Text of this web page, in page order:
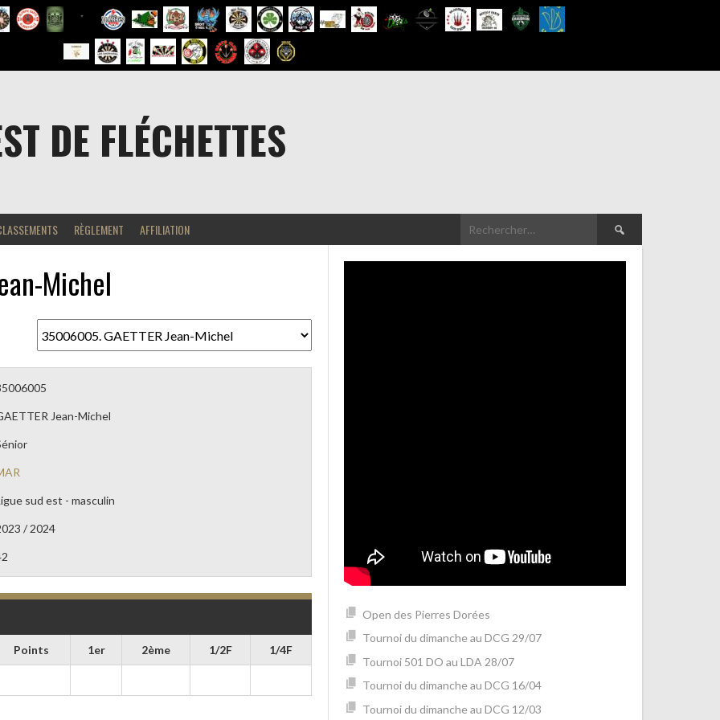
DE FLÉCHETTES
RÈGLEMENT AFFILIATION Rechercher :
Michel
Jean-Michel
sud est - masculin
/ 2024
Points 1er 2ème 1/2F 1/4F
Open des Pierres Dorées
Tournoi du dimanche au DCG 29/07
Tournoi 501 DO au LDA 28/07
Tournoi du dimanche au DCG 16/04
Tournoi du dimanche au DCG 12/03